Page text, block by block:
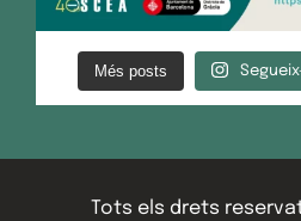
Més posts
Tots els drets